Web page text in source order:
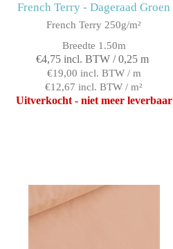
French Terry - Dageraad Groen
French Terry 250g/m²
Breedte 1.50m
€4,75 incl. BTW / 0,25 m
€19,00 incl. BTW / m
€12,67 incl. BTW / m²
Uitverkocht - niet meer leverbaar